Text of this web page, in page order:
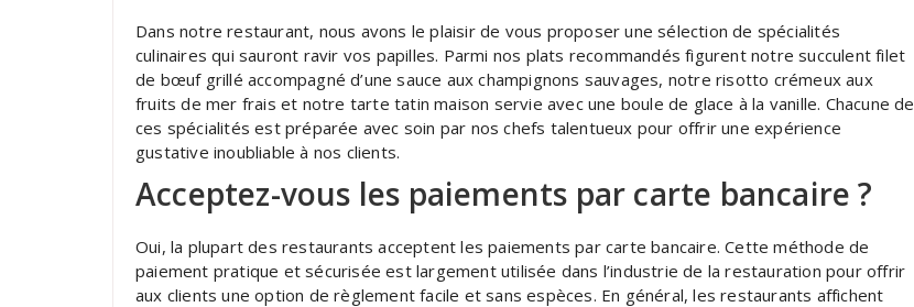
Dans notre restaurant, nous avons le plaisir de vous proposer une sélection de spécialités
culinaires qui sauront ravir vos papilles. Parmi nos plats recommandés figurent notre succulent filet
de bœuf grillé accompagné d’une sauce aux champignons sauvages, notre risotto crémeux aux
fruits de mer frais et notre tarte tatin maison servie avec une boule de glace à la vanille. Chacune de
ces spécialités est préparée avec soin par nos chefs talentueux pour offrir une expérience
gustative inoubliable à nos clients.
Acceptez-vous les paiements par carte bancaire ?
Oui, la plupart des restaurants acceptent les paiements par carte bancaire. Cette méthode de
paiement pratique et sécurisée est largement utilisée dans l’industrie de la restauration pour offrir
aux clients une option de règlement facile et sans espèces. En général, les restaurants affichent